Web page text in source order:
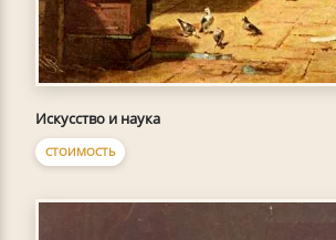
Искусство и наука
СТОИМОСТЬ